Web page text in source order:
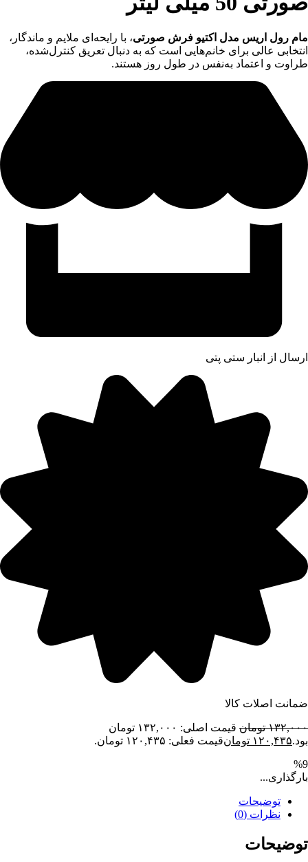
مام رول اریس مدل اکتیو فرش صورتی، با رایحه‌ای ملایم و ماندگار،
انتخابی عالی برای خانم‌هایی است که به دنبال تعریق کنترل‌شده،
طراوت و اعتماد به‌نفس در طول روز هستند.
ارسال از انبار ستی پتی
ضمانت اصلات کالا
۱۳۲,۰۰۰ تومان
قیمت اصلی: ۱۳۲,۰۰۰ تومان
بود.۱۲۰,۴۳۵ تومانقیمت فعلی: ۱۲۰,۴۳۵ تومان.
%9
بارگذاری...
توضیحات
نظرات (0)
توضیحات